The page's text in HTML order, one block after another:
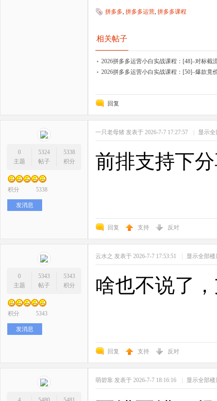
拼多多 拼多多运营 拼多多课程
相关帖子
2026拼多多运营小白实战课程：[48]–对标截
2026拼多多运营小白实战课程：[50]–爆款竟
回复
0
主题
5324
帖子
5338
积分
积分 5338
发消息
一只老母猪 发表于 2026-7-7 17:27:57 | 显示
前排支持下
回复 支持 反对
0
主题
5343
帖子
5343
积分
积分 5343
发消息
云水之 发表于 2026-7-7 17:53:51 | 显示全部楼
啥也不说了
回复 支持 反对
萌碧靠 发表于 2026-7-7 18:16:16 | 显示全部楼